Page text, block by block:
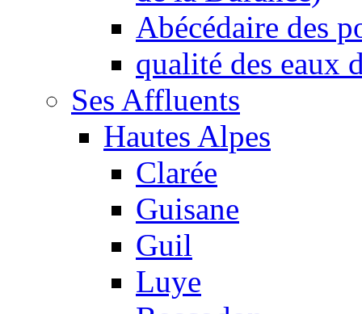
Abécédaire des
qualité des eaux
Ses Affluents
Hautes Alpes
Clarée
Guisane
Guil
Luye